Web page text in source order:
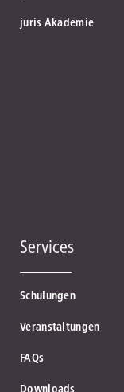
juris Akademie
Services
Schulungen
Veranstaltungen
FAQs